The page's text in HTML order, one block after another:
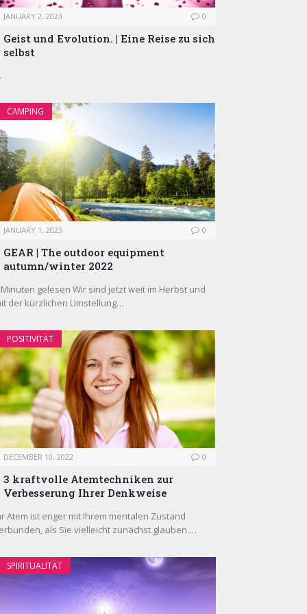
JANUARY 2, 2023 0
Geist und Evolution. | Eine Reise zu sich
selbst
CAMPING
JANUARY 1, 2023 0
GEAR | The outdoor equipment
autumn/winter 2022
gelesen Wir sind jetzt weit im Herbst und
der kürzlichen Umstellung…
POSITIVITÄT
DECEMBER 10, 2022 0
3 kraftvolle Atemtechniken zur
Verbesserung Ihrer Denkweise
Atem ist enger mit Ihrem mentalen Zustand
als Sie vielleicht zunächst glauben.…
SPIRITUALITÄT